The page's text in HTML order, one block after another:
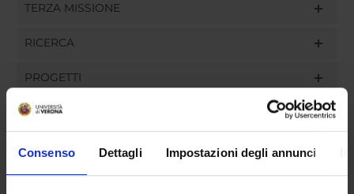
Consenso Dettagli Impostazioni degli annunci
TERZA MISSIONE
RICERCA
PROGETTI
PUBBLICAZIONI
INCARICHI